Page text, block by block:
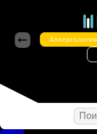
Аллергология